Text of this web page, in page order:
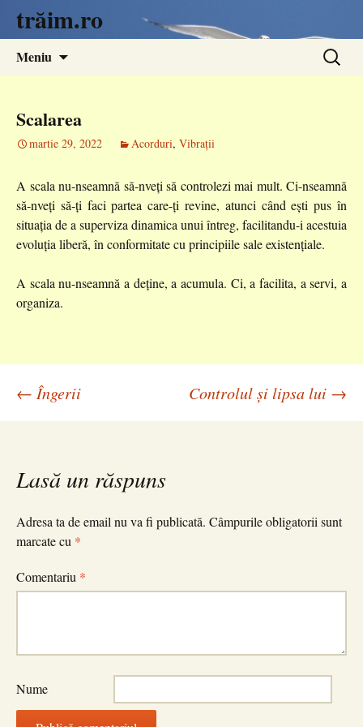
trăim.ro
Meniu
Caută
după:
Scalarea
martie 29, 2022 Acorduri, Vibrații
A scala nu-nseamnă să-nveți să controlezi mai mult. Ci-nseamnă
să-nveți să-ți faci partea care-ți revine, atunci când ești pus în
situația de a superviza dinamica unui întreg, facilitandu-i acestuia
evoluția liberă, în conformitate cu principiile sale existențiale.
A scala nu-nseamnă a deține, a acumula. Ci, a facilita, a servi, a
organiza.
Navigare
articole
← Îngerii Controlul și lipsa lui →
Lasă un răspuns
Adresa ta de email nu va fi publicată. Câmpurile obligatorii sunt
marcate cu *
Comentariu *
Nume